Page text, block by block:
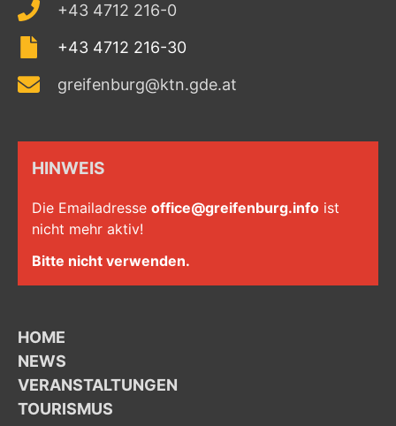
+43 4712 216-0
+43 4712 216-30
greifenburg@ktn.gde.at
HINWEIS
Die Emailadresse office@greifenburg.info ist
nicht mehr aktiv!
Bitte nicht verwenden.
HOME
NEWS
VERANSTALTUNGEN
TOURISMUS